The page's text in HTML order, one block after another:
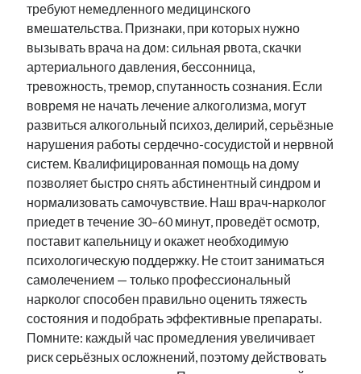
требуют немедленного медицинского
вмешательства. Признаки, при которых нужно
вызывать врача на дом: сильная рвота, скачки
артериального давления, бессонница,
тревожность, тремор, спутанность сознания. Если
вовремя не начать лечение алкоголизма, могут
развиться алкогольный психоз, делирий, серьёзные
нарушения работы сердечно-сосудистой и нервной
систем. Квалифицированная помощь на дому
позволяет быстро снять абстинентный синдром и
нормализовать самочувствие. Наш врач-нарколог
приедет в течение 30–60 минут, проведёт осмотр,
поставит капельницу и окажет необходимую
психологическую поддержку. Не стоит заниматься
самолечением — только профессиональный
нарколог способен правильно оценить тяжесть
состояния и подобрать эффективные препараты.
Помните: каждый час промедления увеличивает
риск серьёзных осложнений, поэтому действовать